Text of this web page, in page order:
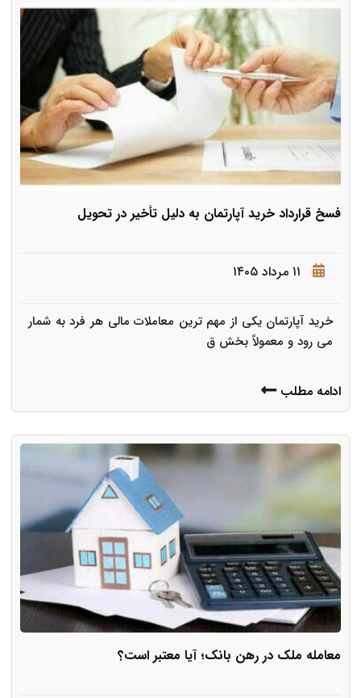
فسخ قرارداد خرید آپارتمان به دلیل تأخیر در تحویل
۱۱ مرداد ۱۴۰۵
خرید آپارتمان یکی از مهم ترین معاملات مالی هر فرد به شمار
می رود و معمولاً بخش ق
ادامه مطلب
معامله ملک در رهن بانک؛ آیا معتبر است؟